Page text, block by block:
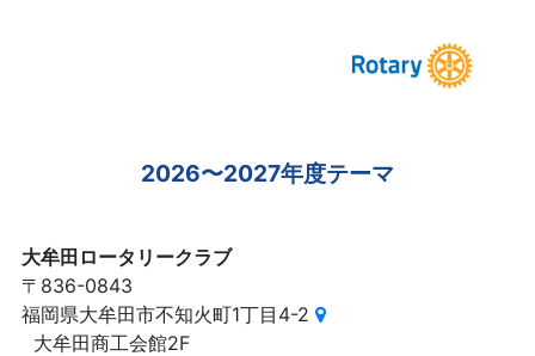
2026〜2027年度テーマ
大牟田ロータリークラブ
〒836-0843
福岡県大牟田市不知火町1丁目4-2
大牟田商工会館2F